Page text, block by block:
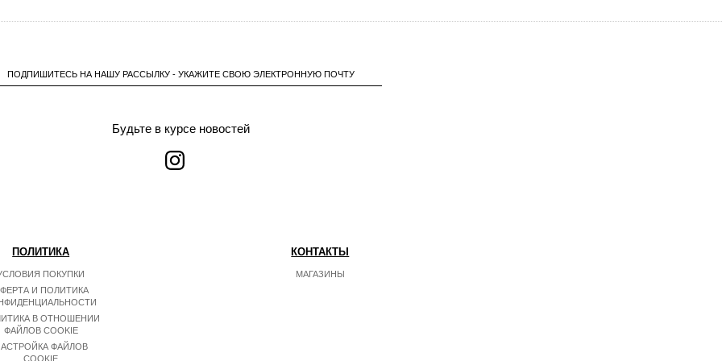
ПОДПИШИТЕСЬ НА НАШУ РАССЫЛКУ - УКАЖИТЕ СВОЮ ЭЛЕКТРОННУЮ ПОЧТУ
Будьте в курсе новостей
ПОЛИТИКА
ПОКУПКИ
И ПОЛИТИКА
В ОТНОШЕНИИ
ФАЙЛОВ COOKIE
ФАЙЛОВ
COOKIE
КОНТАКТЫ
МАГАЗИНЫ